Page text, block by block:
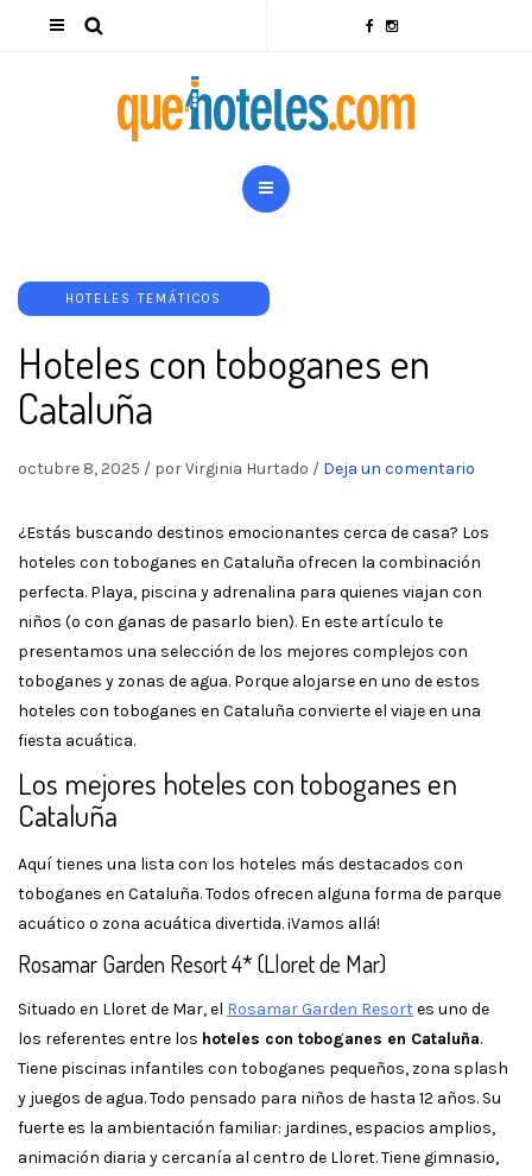
HOTELES TEMÁTICOS
Hoteles con toboganes en
Cataluña
octubre 8, 2025 / por Virginia Hurtado / Deja un comentario
¿Estás buscando destinos emocionantes cerca de casa? Los
hoteles con toboganes en Cataluña ofrecen la combinación
perfecta. Playa, piscina y adrenalina para quienes viajan con
niños (o con ganas de pasarlo bien). En este artículo te
presentamos una selección de los mejores complejos con
toboganes y zonas de agua. Porque alojarse en uno de estos
hoteles con toboganes en Cataluña convierte el viaje en una
fiesta acuática.
Los mejores hoteles con toboganes en
Cataluña
Aquí tienes una lista con los hoteles más destacados con
toboganes en Cataluña. Todos ofrecen alguna forma de parque
acuático o zona acuática divertida. ¡Vamos allá!
Rosamar Garden Resort 4* (Lloret de Mar)
Situado en Lloret de Mar, el Rosamar Garden Resortes uno de
los referentes entre los hoteles con toboganes en Cataluña.
Tiene piscinas infantiles con toboganes pequeños, zona splash
y juegos de agua. Todo pensado para niños de hasta 12 años. Su
fuerte es la ambientación familiar: jardines, espacios amplios,
animación diaria y cercanía al centro de Lloret. Tiene gimnasio,